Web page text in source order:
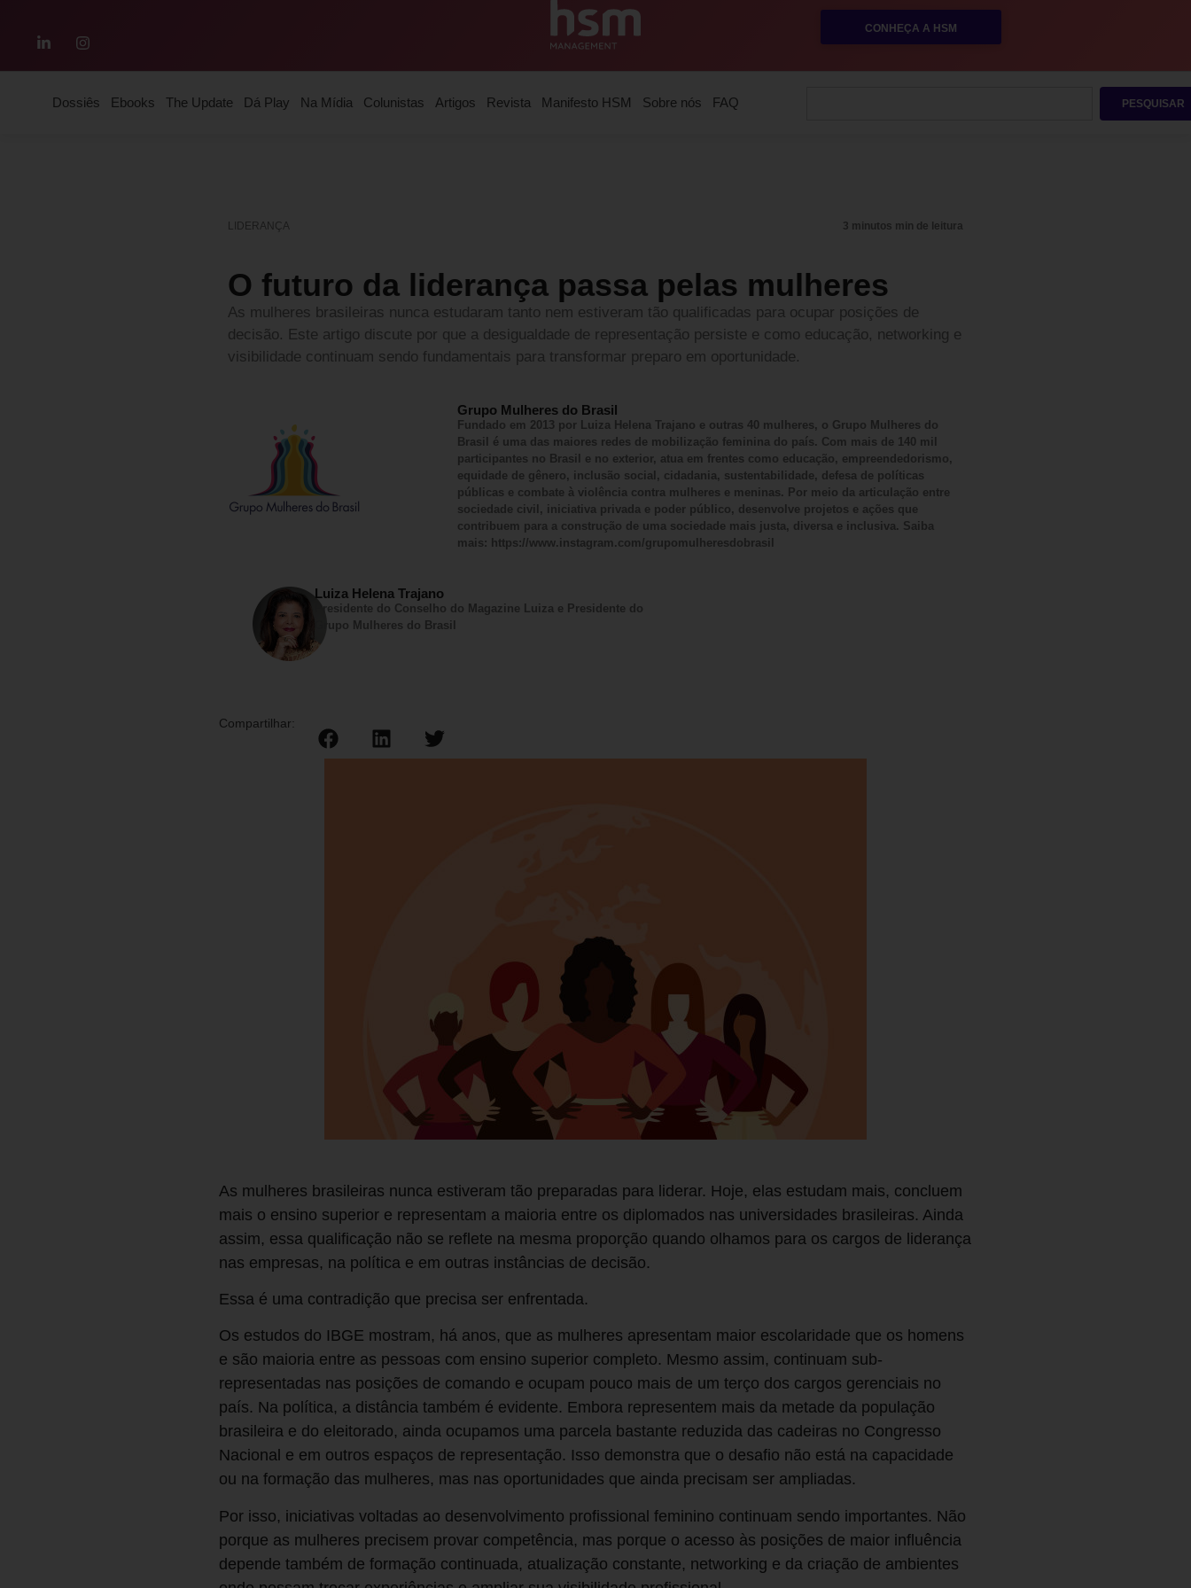
CONHEÇA A HSM
Dossiês Ebooks The Update Dá Play Na Mídia Colunistas Artigos Revista Manifesto HSM Sobre nós FAQ PESQUISAR
LIDERANÇA 3 minutos min de leitura
O futuro da liderança passa pelas mulheres
As mulheres brasileiras nunca estudaram tanto nem estiveram tão qualificadas para ocupar posições de
decisão. Este artigo discute por que a desigualdade de representação persiste e como educação, networking e
visibilidade continuam sendo fundamentais para transformar preparo em oportunidade.
Grupo Mulheres do Brasil
Fundado em 2013 por Luiza Helena Trajano e outras 40 mulheres, o Grupo Mulheres do
Brasil é uma das maiores redes de mobilização feminina do país. Com mais de 140 mil
participantes no Brasil e no exterior, atua em frentes como educação, empreendedorismo,
equidade de gênero, inclusão social, cidadania, sustentabilidade, defesa de políticas
públicas e combate à violência contra mulheres e meninas. Por meio da articulação entre
sociedade civil, iniciativa privada e poder público, desenvolve projetos e ações que
contribuem para a construção de uma sociedade mais justa, diversa e inclusiva. Saiba
mais: https://www.instagram.com/grupomulheresdobrasil
Luiza Helena Trajano
Presidente do Conselho do Magazine Luiza e Presidente do
Grupo Mulheres do Brasil
Compartilhar:
As mulheres brasileiras nunca estiveram tão preparadas para liderar. Hoje, elas estudam mais, concluem
mais o ensino superior e representam a maioria entre os diplomados nas universidades brasileiras. Ainda
assim, essa qualificação não se reflete na mesma proporção quando olhamos para os cargos de liderança
nas empresas, na política e em outras instâncias de decisão.
Essa é uma contradição que precisa ser enfrentada.
Os estudos do IBGE mostram, há anos, que as mulheres apresentam maior escolaridade que os homens
e são maioria entre as pessoas com ensino superior completo. Mesmo assim, continuam sub-
representadas nas posições de comando e ocupam pouco mais de um terço dos cargos gerenciais no
país. Na política, a distância também é evidente. Embora representem mais da metade da população
brasileira e do eleitorado, ainda ocupamos uma parcela bastante reduzida das cadeiras no Congresso
Nacional e em outros espaços de representação. Isso demonstra que o desafio não está na capacidade
ou na formação das mulheres, mas nas oportunidades que ainda precisam ser ampliadas.
Por isso, iniciativas voltadas ao desenvolvimento profissional feminino continuam sendo importantes. Não
porque as mulheres precisem provar competência, mas porque o acesso às posições de maior influência
depende também de formação continuada, atualização constante, networking e da criação de ambientes